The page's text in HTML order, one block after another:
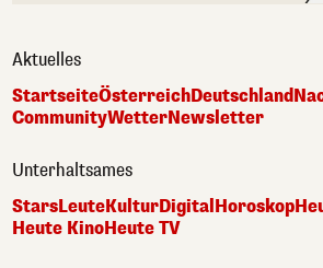
Aktuelles
StartseiteÖsterreichDeutschland
CommunityWetterNewsletter
Unterhaltsames
StarsLeuteKulturDigital Horoskop
Heute KinoHeute TV